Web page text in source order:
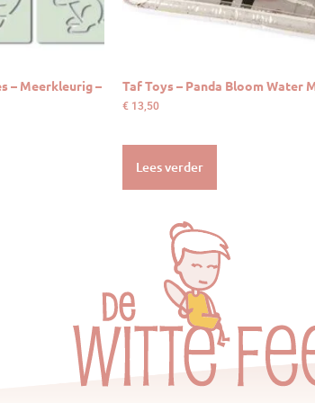
– Meerkleurig –
Taf Toys – Panda Bloom Water
€ 13,50
Lees verder